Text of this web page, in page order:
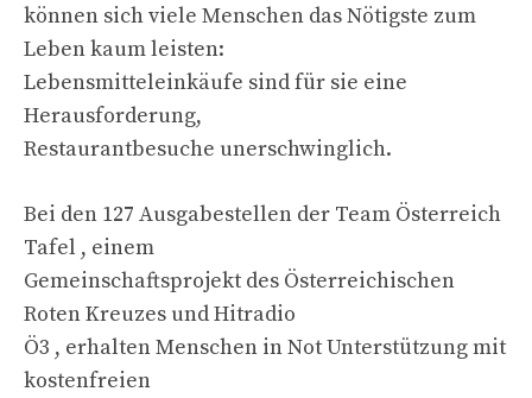
können sich viele Menschen das Nötigste zum
Leben kaum leisten:
Lebensmitteleinkäufe sind für sie eine
Herausforderung,
Restaurantbesuche unerschwinglich.
Bei den 127 Ausgabestellen der Team Österreich
Tafel , einem
Gemeinschaftsprojekt des Österreichischen
Roten Kreuzes und Hitradio
Ö3 , erhalten Menschen in Not Unterstützung mit
kostenfreien